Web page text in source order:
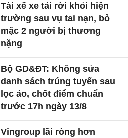
Tài xế xe tải rời khỏi hiện
trường sau vụ tai nạn, bỏ
mặc 2 người bị thương
nặng
Bộ GD&ĐT: Không sửa
danh sách trúng tuyển sau
lọc ảo, chốt điểm chuẩn
trước 17h ngày 13/8
Vingroup lãi ròng hơn